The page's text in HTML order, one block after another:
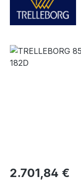
Bildergalerie
Regulärer Preis:
2.701,84 €